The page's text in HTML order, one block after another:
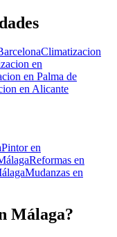
Climatizacion
en
en Palma de
enAlicante
Pintoren
Reformas en
Mudanzas en
Málaga?